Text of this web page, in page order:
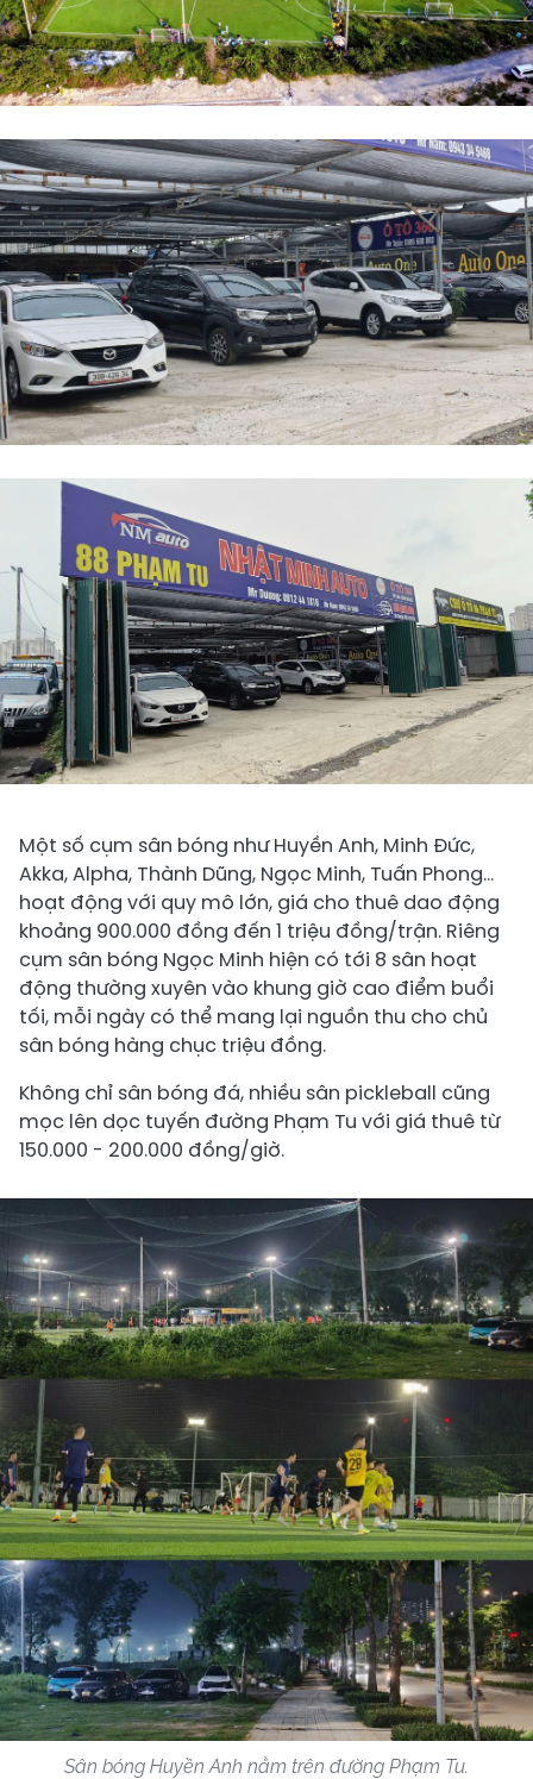
Một số cụm sân bóng như Huyền Anh, Minh Đức,
Akka, Alpha, Thành Dũng, Ngọc Minh, Tuấn Phong…
hoạt động với quy mô lớn, giá cho thuê dao động
khoảng 900.000 đồng đến 1 triệu đồng/trận. Riêng
cụm sân bóng Ngọc Minh hiện có tới 8 sân hoạt
động thường xuyên vào khung giờ cao điểm buổi
tối, mỗi ngày có thể mang lại nguồn thu cho chủ
sân bóng hàng chục triệu đồng.
Không chỉ sân bóng đá, nhiều sân pickleball cũng
mọc lên dọc tuyến đường Phạm Tu với giá thuê từ
150.000 - 200.000 đồng/giờ.
Sân bóng Huyền Anh nằm trên đường Phạm Tu.